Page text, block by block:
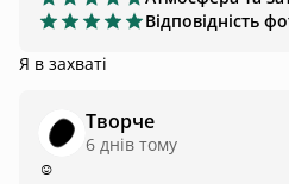
Відповідність
Я в захваті
Творче
6 днів тому
☺️